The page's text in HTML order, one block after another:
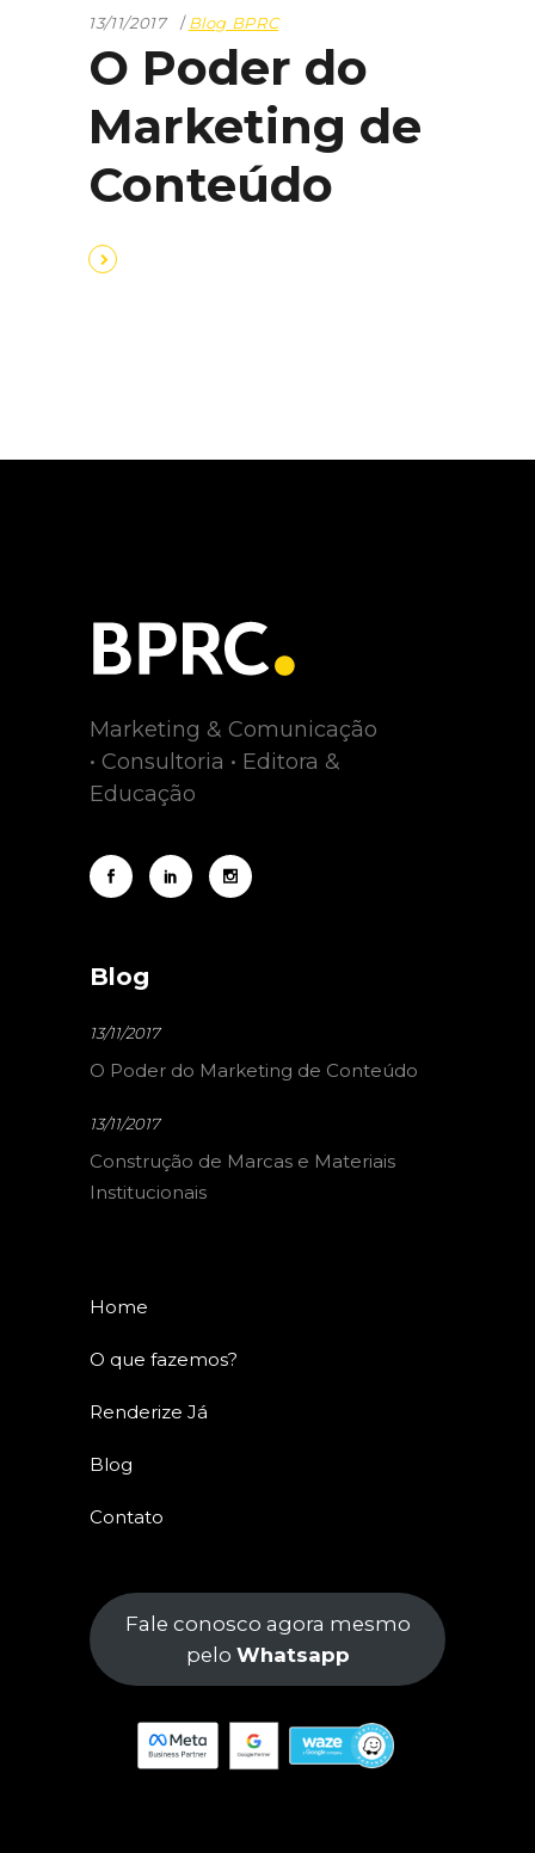
13/11/2017 Blog BPRC
O Poder do
Marketing de
Conteúdo
Marketing & Comunicação
• Consultoria • Editora &
Educação
Blog
13/11/2017
O Poder do Marketing de Conteúdo
13/11/2017
Construção de Marcas e Materiais
Institucionais
Home
O que fazemos?
Renderize Já
Blog
Contato
Fale conosco agora mesmo
pelo Whatsapp